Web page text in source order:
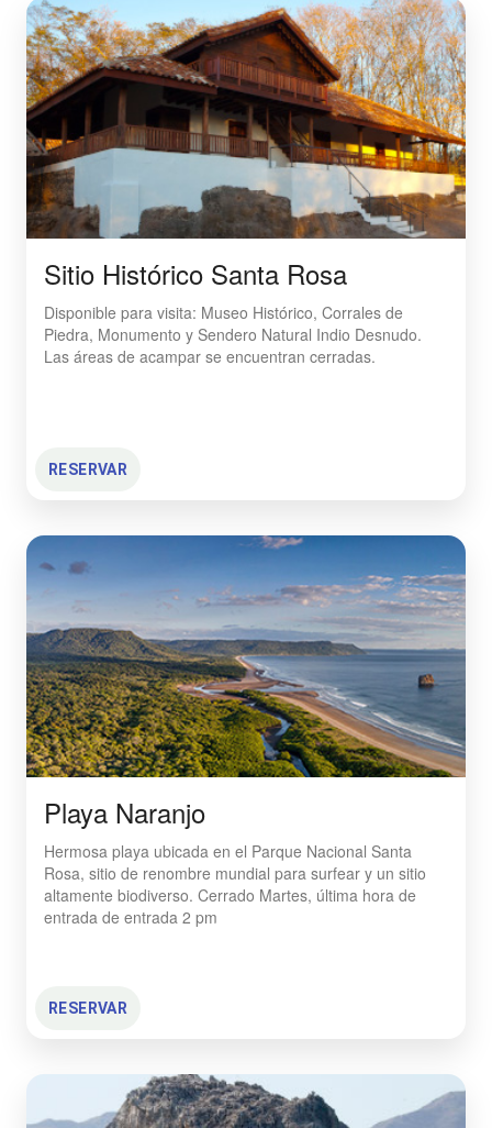
Sitio Histórico Santa Rosa
Disponible para visita: Museo Histórico, Corrales de
Piedra, Monumento y Sendero Natural Indio Desnudo.
Las áreas de acampar se encuentran cerradas.
RESERVAR
Playa Naranjo
Hermosa playa ubicada en el Parque Nacional Santa
Rosa, sitio de renombre mundial para surfear y un sitio
altamente biodiverso. Cerrado Martes, última hora de
entrada de entrada 2 pm
RESERVAR